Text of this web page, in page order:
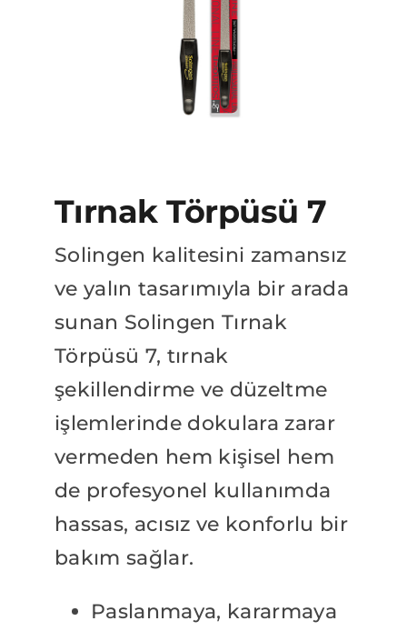
Tırnak Törpüsü 7
Solingen kalitesini zamansız
ve yalın tasarımıyla bir arada
sunan Solingen Tırnak
Törpüsü 7, tırnak
şekillendirme ve düzeltme
işlemlerinde dokulara zarar
vermeden hem kişisel hem
de profesyonel kullanımda
hassas, acısız ve konforlu bir
bakım sağlar.
Paslanmaya, kararmaya